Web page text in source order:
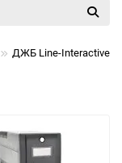
ДЖБ Line-Interactive